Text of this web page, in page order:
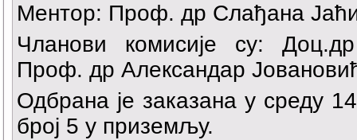
Ментор: Проф. др Слађана
Чланови комисије су:
Проф. др Александар
Одбрана је заказана у среду
број 5 у приземљу.